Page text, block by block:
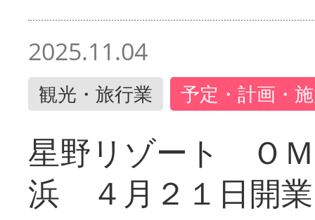
2025.11.04
観光・旅行業 予定・計画・
星野リゾート Ｏ
浜 ４月２１日開業